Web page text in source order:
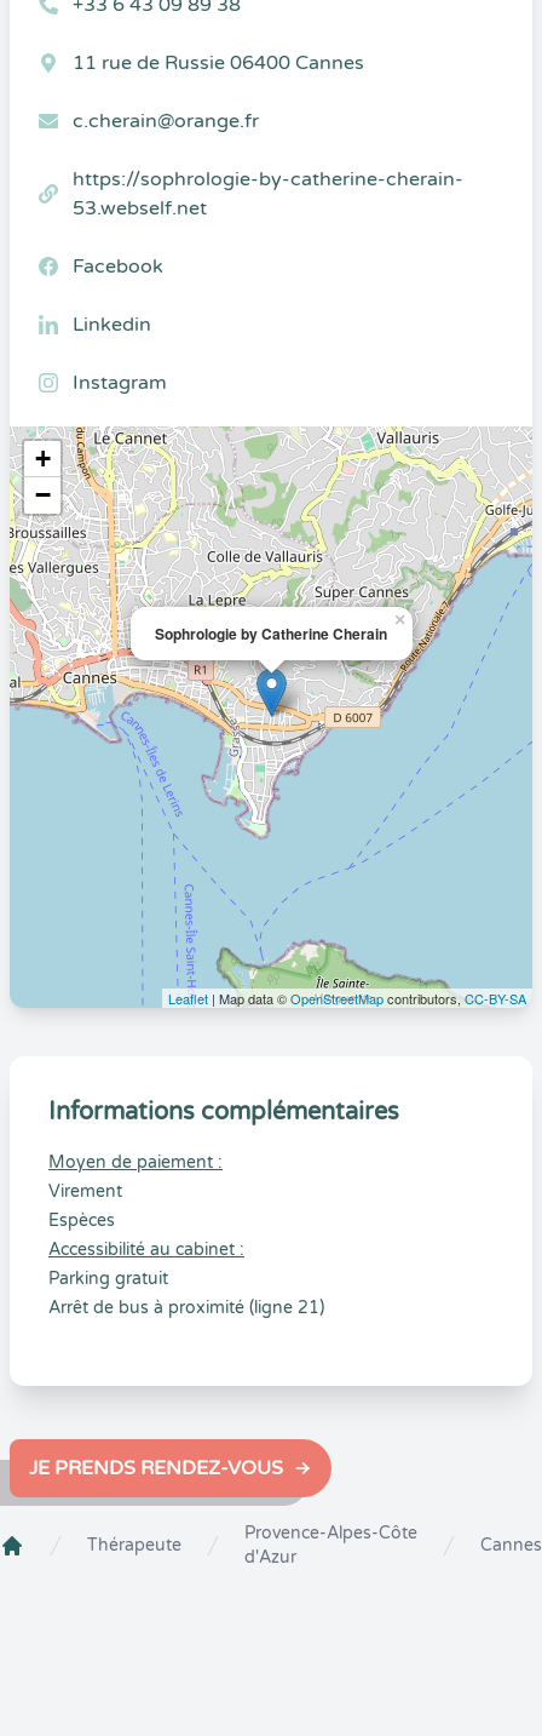
+33 6 43 09 89 38
11 rue de Russie 06400 Cannes
c.cherain@orange.fr
https://sophrologie-by-catherine-cherain-
53.webself.net
Facebook
Linkedin
Instagram
Sophrologie by Catherine Cherain
×
+
−
Leaflet | Map data ©OpenStreetMapcontributors,CC-BY-SA
Informations complémentaires
Moyen de paiement :
Virement
Espèces
Accessibilité au cabinet :
Parking gratuit
Arrêt de bus à proximité (ligne 21)
JE PRENDS RENDEZ-VOUS
Thérapeute
Provence-Alpes-Côte
d'Azur
Cannes